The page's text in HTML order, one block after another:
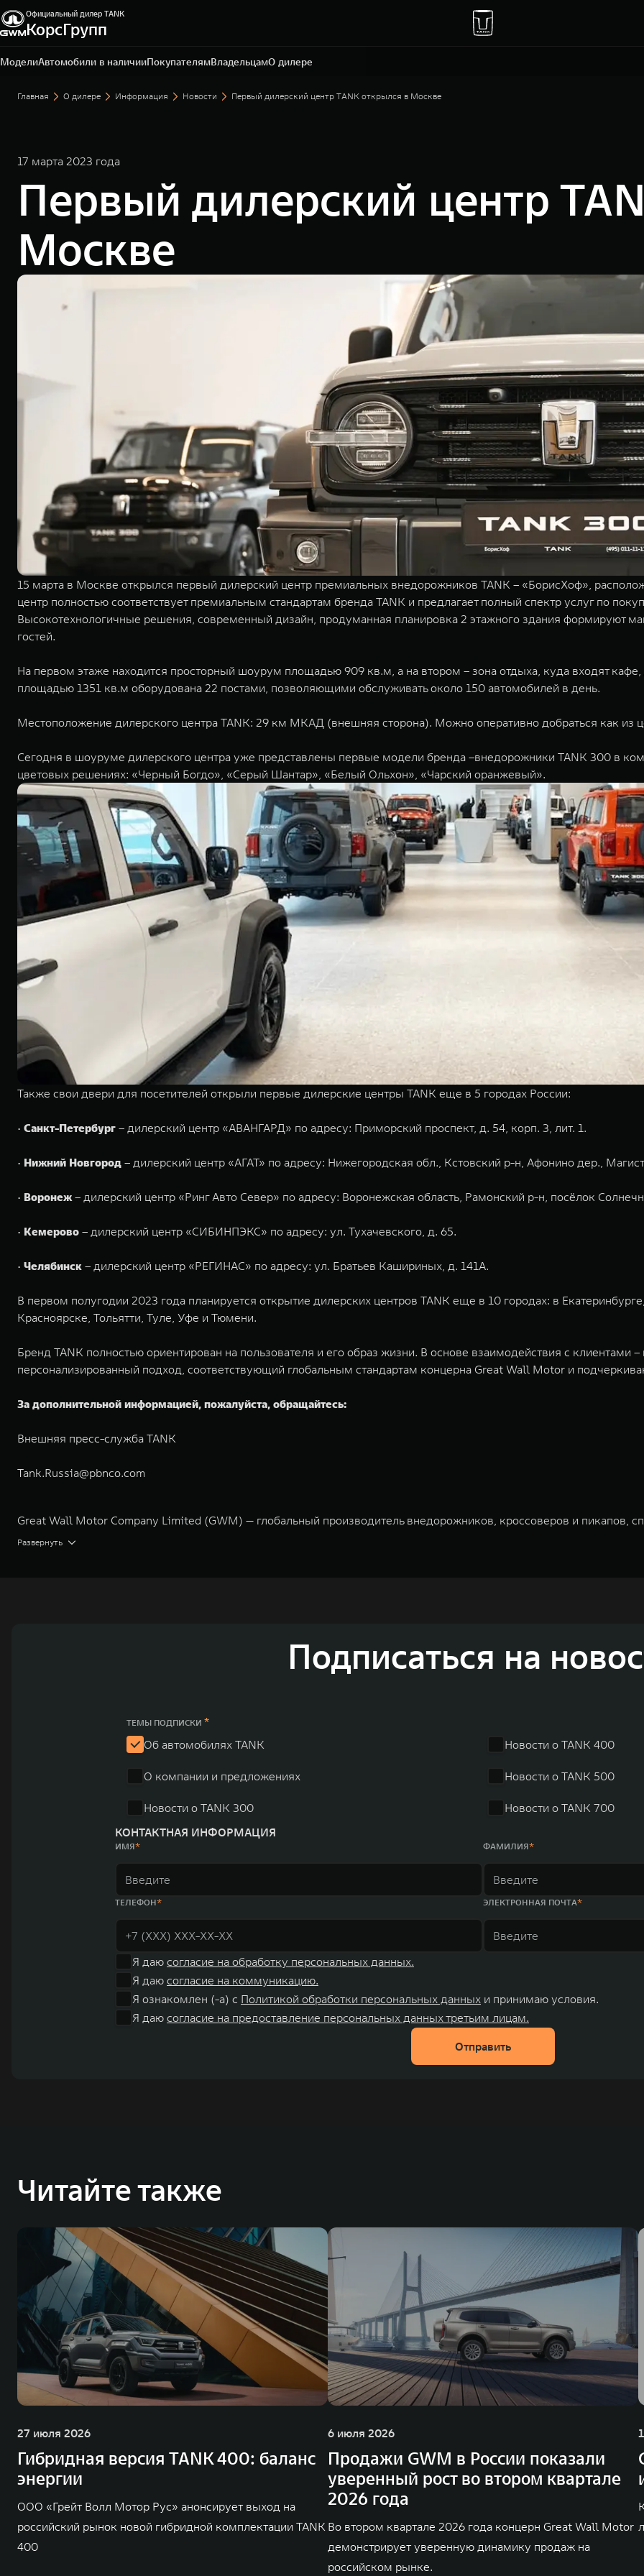
Официальный дилер TANK
КорсГрупп
МоделиАвтомобили в наличииПокупателямВладельцамО дилере
Калуга, ул. Автомобильная, д. 2
+7 (4842) 20-72-51
Главная О дилере Информация Новости Первый дилерский центр TANK открылся в Москве
17 марта 2023 года
Первый дилерский центр
Москве
15 марта в Москве открылся первый дилерский центр премиальных внедорожников TANK – «БорисХоф»,
центр полностью соответствует премиальным стандартам бренда TANK и предлагает полный спектр услуг по
Высокотехнологичные решения, современный дизайн, продуманная планировка 2 этажного здания формируют
гостей.
На первом этаже находится просторный шоурум площадью 909 кв.м, а на втором – зона отдыха, куда входят
площадью 1351 кв.м оборудована 22 постами, позволяющими обслуживать около 150 автомобилей в день.
Местоположение дилерского центра TANK: 29 км МКАД (внешняя сторона). Можно оперативно добраться как из
Сегодня в шоуруме дилерского центра уже представлены первые модели бренда –внедорожники TANK 300 в
цветовых решениях: «Черный Богдо», «Серый Шантар», «Белый Ольхон», «Чарский оранжевый».
Также свои двери для посетителей открыли первые дилерские центры TANK еще в 5 городах России:
• Санкт-Петербург – дилерский центр «АВАНГАРД» по адресу: Приморский проспект, д. 54, корп. 3, лит. 1.
• Нижний Новгород – дилерский центр «АГАТ» по адресу: Нижегородская обл., Кстовский р-н, Афонино дер.,
• Воронеж – дилерский центр «Ринг Авто Север» по адресу: Воронежская область, Рамонский р-н, посёлок
• Кемерово – дилерский центр «СИБИНПЭКС» по адресу: ул. Тухачевского, д. 65.
• Челябинск – дилерский центр «РЕГИНАС» по адресу: ул. Братьев Кашириных, д. 141А.
В первом полугодии 2023 года планируется открытие дилерских центров TANK еще в 10 городах: в
Красноярске, Тольятти, Туле, Уфе и Тюмени.
Бренд TANK полностью ориентирован на пользователя и его образ жизни. В основе взаимодействия с клиентами
персонализированный подход, соответствующий глобальным стандартам концерна Great Wall Motor и
За дополнительной информацией, пожалуйста, обращайтесь:
Внешняя пресс-служба TANK
Tank.Russia@pbnco.com
Great Wall Motor Company Limited (GWM) — глобальный производитель внедорожников, кроссоверов и пикапов,
экологичном производстве. Компания была зарегистрирована на Гонконгской и Шанхайской фондовых биржах в
электромобилей ORA, премиальных кроссоверов WEY, а также новый технологичный бренд SALOON – в
юаней (1,6 трлн рублей). С 1998 года Great Wall Motor занимает первое место по объёмам продаж пикапов в
систему исследований и разработок, включая центры в России, Китае, Японии, США, Германии, Индии, Австрии и
Развернуть
Подписаться на
ТЕМЫ ПОДПИСКИ *
Об автомобилях TANK
О компании и предложениях
Новости о TANK 300
Новости о TANK 400
Новости о TANK 500
Новости о TANK 700
КОНТАКТНАЯ ИНФОРМАЦИЯ
ИМЯ ФАМИЛИЯ
ТЕЛЕФОН ЭЛЕКТРОННАЯ ПОЧТА
Я даю согласие на обработку персональных данных.
Я даю согласие на коммуникацию.
Я ознакомлен (-а) с Политикой обработки персональных данных и принимаю условия.
Я даю согласие на предоставление персональных данных третьим лицам.
Отправить
Читайте также
27 июля 2026
Гибридная версия TANK 400: баланс
энергии
ООО «Грейт Волл Мотор Рус» анонсирует выход на
российский рынок новой гибридной комплектации TANK
400
6 июля 2026
Продажи GWM в России показали
уверенный рост во втором квартале
2026 года
Во втором квартале 2026 года концерн Great Wall Motor
демонстрирует уверенную динамику продаж на
российском рынке.